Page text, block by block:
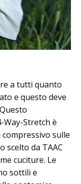
a tutti quanto
e questo deve
Stretch è
sulle
scelto da TAAC
cuciture. Le
sottili e